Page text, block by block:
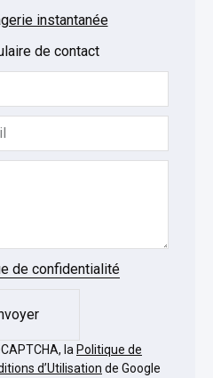
instantanée
de contact
de confidentialité
la Politique de
d’Utilisation de Google